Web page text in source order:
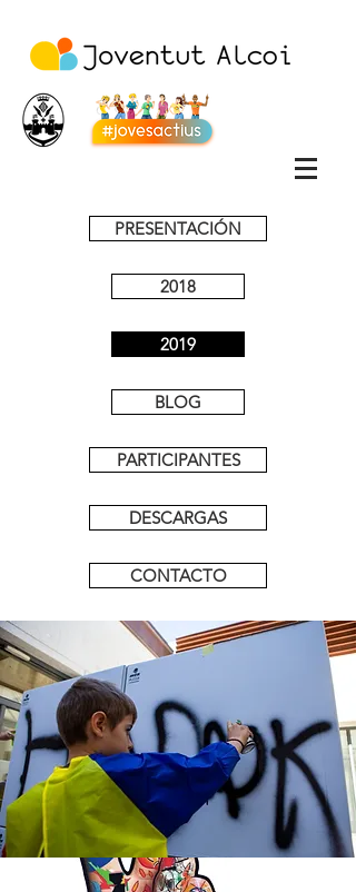
PRESENTACIÓN
2018
2019
BLOG
PARTICIPANTES
DESCARGAS
CONTACTO
DANIEL MUÑOZ
JOHE VAN DER ONE